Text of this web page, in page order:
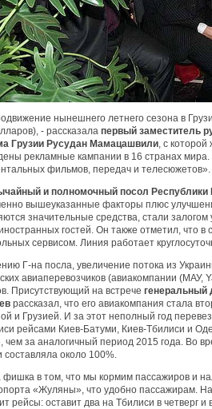
нынешнего летнего сезона в
- рассказала первый заместитель
Грузии Русудан Мамацашвили, с которой
рекламные кампании в 16 странах
фильмов, передач и телесюжетов».
и полномочный посол Республики
вышеуказанные факторы плюс
значительные средства, стали
гостей. Он также отметил, что в
сервисом. Линия работает
Г-на посла, увеличение потока из
авиаперевозчиков (авиакомпании
Присутствующий на встрече генеральный
рассказал, что его авиакомпания стала
и Грузией. И за этот неполный год
рейсами Киев-Батуми, Киев-Тбилиси и
чем за аналогичный период 2015 года. Во
составляла около 100%.
в том, что мы кормим пассажиров и
«Жуляны», что удобно пассажирам.
рейсы: оставит два на Тбилиси в четверг